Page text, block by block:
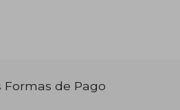
Formas de Pago